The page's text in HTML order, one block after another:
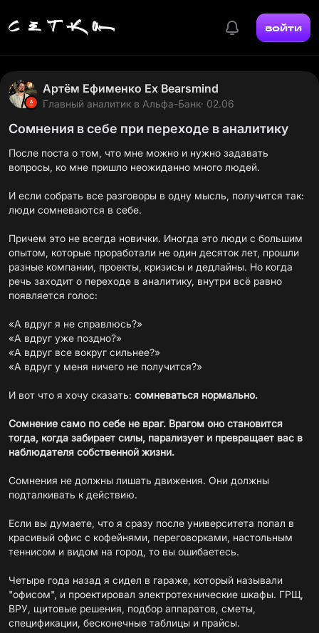
войти
Артём Ефименко Ex Bearsmind
Главный аналитик в Альфа-Банк· 02.06
Сомнения в себе при переходе в аналитику
После поста о том, что мне можно и нужно задавать
вопросы, ко мне пришло неожиданно много людей.
И если собрать все разговоры в одну мысль, получится так:
люди сомневаются в себе.
Причем это не всегда новички. Иногда это люди с большим
опытом, которые проработали не один десяток лет, прошли
разные компании, проекты, кризисы и дедлайны. Но когда
речь заходит о переходе в аналитику, внутри всё равно
появляется голос:
«А вдруг я не справлюсь?»
«А вдруг уже поздно?»
«А вдруг все вокруг сильнее?»
«А вдруг у меня ничего не получится?»
И вот что я хочу сказать: сомневаться нормально.
Сомнение само по себе не враг. Врагом оно становится
тогда, когда забирает силы, парализует и превращает вас в
наблюдателя собственной жизни.
Сомнения не должны лишать движения. Они должны
подталкивать к действию.
Если вы думаете, что я сразу после университета попал в
красивый офис с кофейнями, переговорками, настольным
теннисом и видом на город, то вы ошибаетесь.
Четыре года назад я сидел в гараже, который называли
"офисом", и проектировал электротехнические шкафы. ГРЩ,
ВРУ, щитовые решения, подбор аппаратов, сметы,
спецификации, бесконечные таблицы и прайсы.